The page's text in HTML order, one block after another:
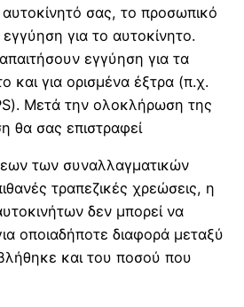
σας, το προσωπικό
για το αυτοκίνητο.
εγγύηση για τα
και για ορισμένα έξτρα (π.χ.
Μετά την ολοκλήρωση της
θα σας επιστραφεί
των συναλλαγματικών
τραπεζικές χρεώσεις, η
δεν μπορεί να
οποιαδήποτε διαφορά μεταξύ
και του ποσού που